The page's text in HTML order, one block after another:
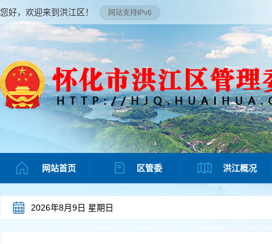
您好，欢迎来到洪江区！ 网站支持IPv6
网站首页 区管委 洪江概况
2026年8月9日 星期日